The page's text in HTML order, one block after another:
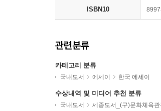
ISBN10
관련분류
카테고리 분류
국내도서 에세이 한국 에세이
수상내역 및 미디어 추천 분류
국내도서 세종도서_(구)문화체육